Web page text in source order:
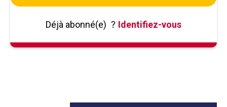
Déjà abonné(e) ? Identifiez-vous